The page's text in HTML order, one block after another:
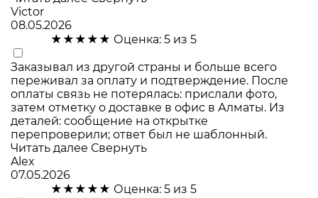
Victor
08.05.2026
★★★★★ Оценка: 5 из 5
Заказывал из другой страны и больше всего
переживал за оплату и подтверждение. После
оплаты связь не потерялась: прислали фото,
затем отметку о доставке в офис в Алматы. Из
деталей: сообщение на открытке
перепроверили; ответ был не шаблонный.
Читать далее Свернуть
Alex
07.05.2026
★★★★★ Оценка: 5 из 5